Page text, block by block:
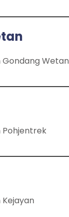
Wetan